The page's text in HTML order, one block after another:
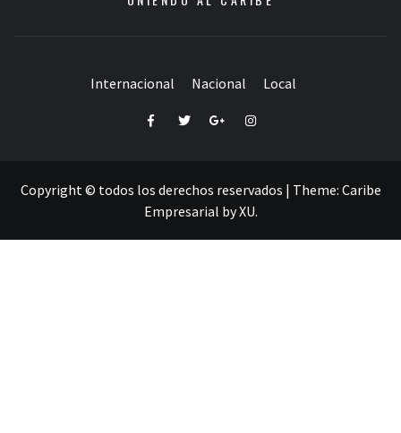
Internacional Nacional Local
FacebookTwitterGoogle+Instagram
Copyright © todos los derechos reservados | Theme: Caribe
Empresarial byXU.